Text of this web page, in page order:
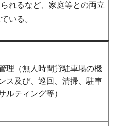
れるなど、家庭等との両立
いる。
理（無人時間貸駐車場の機
ス及び、巡回、清掃、駐車
ルティング等）